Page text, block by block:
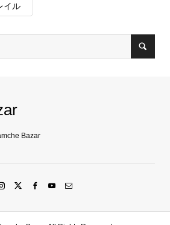
イル
Bazar